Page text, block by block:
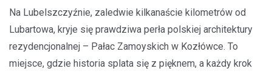
Na Lubelszczyźnie, zaledwie kilkanaście kilometrów od
Lubartowa, kryje się prawdziwa perła polskiej architektury
rezydencjonalnej – Pałac Zamoyskich w Kozłówce. To
miejsce, gdzie historia splata się z pięknem, a każdy krok